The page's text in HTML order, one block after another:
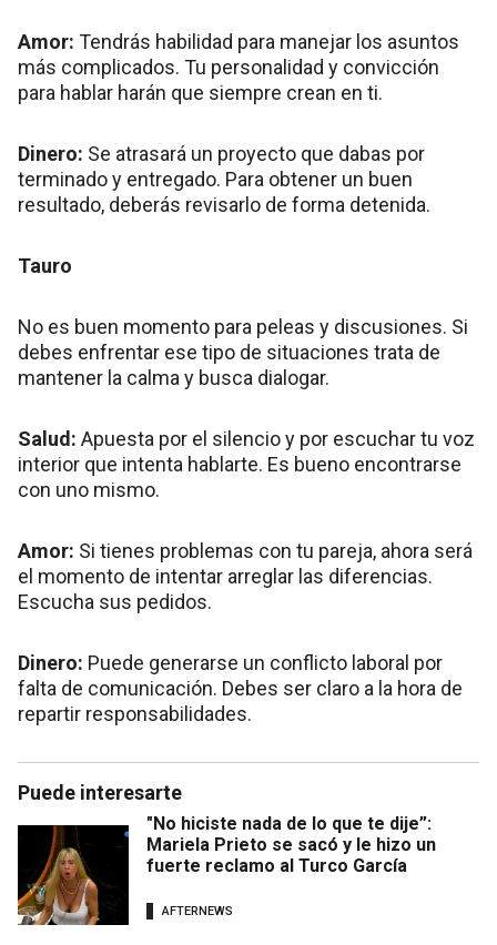
Amor: Tendrás habilidad para manejar los asuntos
más complicados. Tu personalidad y convicción
para hablar harán que siempre crean en ti.
Dinero: Se atrasará un proyecto que dabas por
terminado y entregado. Para obtener un buen
resultado, deberás revisarlo de forma detenida.
Tauro
No es buen momento para peleas y discusiones. Si
debes enfrentar ese tipo de situaciones trata de
mantener la calma y busca dialogar.
Salud: Apuesta por el silencio y por escuchar tu voz
interior que intenta hablarte. Es bueno encontrarse
con uno mismo.
Amor: Si tienes problemas con tu pareja, ahora será
el momento de intentar arreglar las diferencias.
Escucha sus pedidos.
Dinero: Puede generarse un conflicto laboral por
falta de comunicación. Debes ser claro a la hora de
repartir responsabilidades.
Puede interesarte
"No hiciste nada de lo que te dije”:
Mariela Prieto se sacó y le hizo un
fuerte reclamo al Turco García
AFTERNEWS